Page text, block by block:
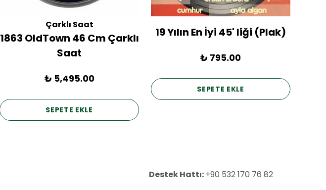
Çarklı Saat
1863 OldTown 46 Cm Çarklı
Saat
₺ 5,495.00
SEPETE EKLE
19 Yılın En İyi 45' liği (Plak)
₺ 795.00
SEPETE EKLE
Destek Hattı:+90 532 170 76 82